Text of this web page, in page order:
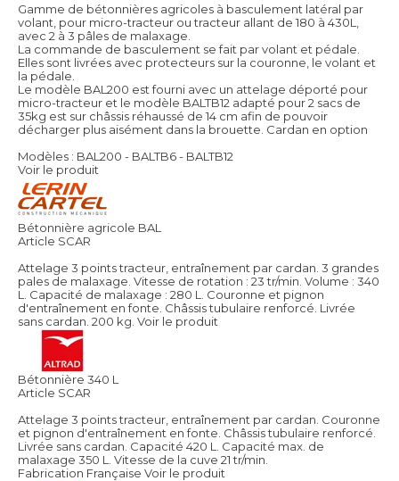
Gamme de bétonnières agricoles à basculement latéral par
volant, pour micro-tracteur ou tracteur allant de 180 à 430L,
avec 2 à 3 pâles de malaxage.
La commande de basculement se fait par volant et pédale.
Elles sont livrées avec protecteurs sur la couronne, le volant et
la pédale.
Le modèle BAL200 est fourni avec un attelage déporté pour
micro-tracteur et le modèle BALTB12 adapté pour 2 sacs de
35kg est sur châssis réhaussé de 14 cm afin de pouvoir
décharger plus aisément dans la brouette. Cardan en option
Modèles : BAL200 - BALTB6 - BALTB12
Voir le produit
Bétonnière agricole BAL
Article SCAR
Attelage 3 points tracteur, entraînement par cardan. 3 grandes
pales de malaxage. Vitesse de rotation : 23 tr/min. Volume : 340
L. Capacité de malaxage : 280 L. Couronne et pignon
d'entraînement en fonte. Châssis tubulaire renforcé. Livrée
sans cardan. 200 kg. Voir le produit
Bétonnière 340 L
Article SCAR
Attelage 3 points tracteur, entraînement par cardan. Couronne
et pignon d'entraînement en fonte. Châssis tubulaire renforcé.
Livrée sans cardan. Capacité 420 L. Capacité max. de
malaxage 350 L. Vitesse de la cuve 21 tr/min.
Fabrication Française Voir le produit